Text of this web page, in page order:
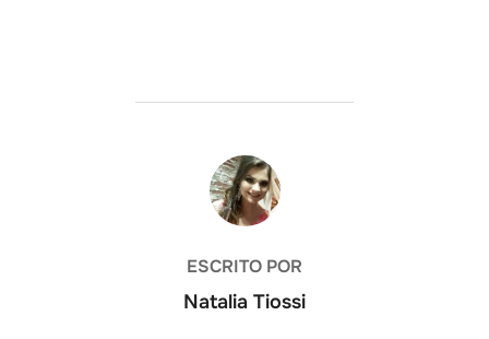
AUTOR DO POST
ESCRITO POR
Natalia Tiossi